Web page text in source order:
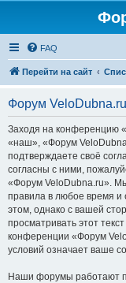
FAQ
Перейти на сайт
Форум
Заходя на конференцию
«наш», «Форум
подтверждаете своё
согласны с ними,
«Форум VeloDubna.ru».
правила в любое время и
этом, однако с вашей
просматривать этот
конференции «Форум
условий означает ваше
Наши форумы работают